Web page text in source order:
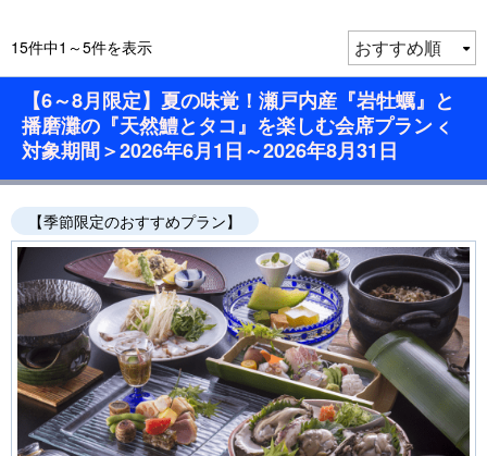
15件中1～5件を表示
【6～8月限定】夏の味覚！瀬戸内産『岩牡蠣』と
播磨灘の『天然鱧とタコ』を楽しむ会席プラン <
対象期間＞2026年6月1日～2026年8月31日
【季節限定のおすすめプラン】